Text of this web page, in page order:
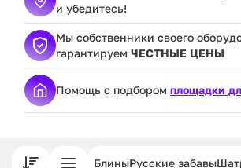
и убедитесь!
Мы собственники своего
гарантируем ЧЕСТНЫЕ ЦЕНЫ
Помощь с подбором площадки
БлиныРусские забавы